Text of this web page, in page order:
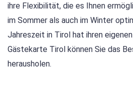
ihre Flexibilität, die es Ihnen
im Sommer als auch im Winter
Jahreszeit in Tirol hat ihren
Gästekarte Tirol können Sie das
herausholen.